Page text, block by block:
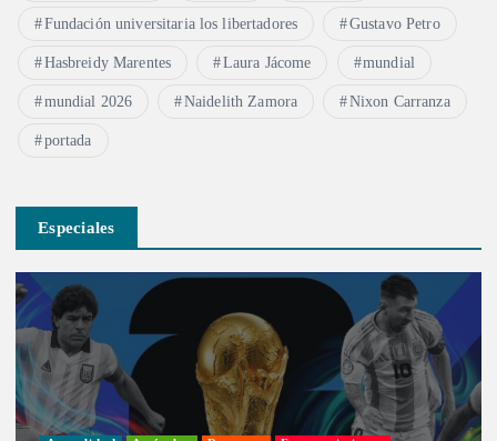
Fundación universitaria los libertadores Gustavo Petro
Hasbreidy Marentes Laura Jácome mundial
mundial 2026 Naidelith Zamora Nixon Carranza
portada
Especiales